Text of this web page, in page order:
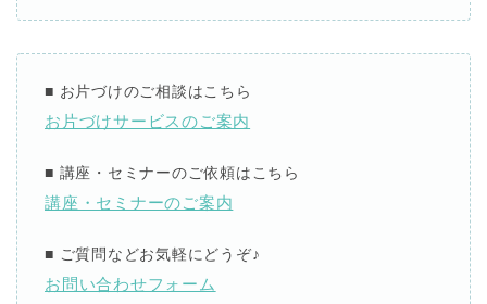
■ お片づけのご相談はこちら
お片づけサービスのご案内
■ 講座・セミナーのご依頼はこちら
講座・セミナーのご案内
■ ご質問などお気軽にどうぞ♪
お問い合わせフォーム